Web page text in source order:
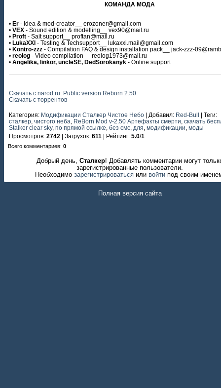
КОМАНДА МОДА
• Er - Idea & mod-creator__ erozoner@gmail.com
• VEX - Sound edition & modelling__ vex90@mail.ru
• Proft - Sait support__ proftan@mail.ru
• LukaXXI - Testing & Techsupport__ lukaxxi.mail@gmail.com
• Kontro-zzz - Compilation FAQ & design installation pack__ jack-zzz-
• reolog - Video compilation__ reolog1973@mail.ru
• Angelika, linkor, uncleSE, DedSorokanyk - Online support
Скачать с narod.ru: Public version Reborn 2.50
Скачать с торрентов
Категория: Модификации Сталкер Чистое Небо | Добавил: Red-Bull | Теги:
сталкер чистого неба ReBorn Mod v-2.50 Артефакты смерти скачать
Stalker clear sky, по прямой ссылке без смс для модификации моды
Просмотров: 2742 | Загрузок: 611 | Рейтинг: 5.0/1
Всего комментариев: 0
Добрый день,Сталкер! Добавлять комментарии могут
зарегистрированные пользователи.
Необходимо зарегистрироваться или войти под своим
Полная версия сайта